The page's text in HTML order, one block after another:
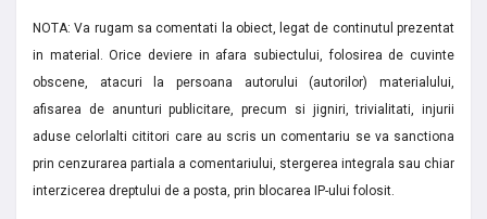
NOTA: Va rugam sa comentati la obiect, legat de continutul prezentat
in material. Orice deviere in afara subiectului, folosirea de cuvinte
obscene, atacuri la persoana autorului (autorilor) materialului,
afisarea de anunturi publicitare, precum si jigniri, trivialitati, injurii
aduse celorlalti cititori care au scris un comentariu se va sanctiona
prin cenzurarea partiala a comentariului, stergerea integrala sau chiar
interzicerea dreptului de a posta, prin blocarea IP-ului folosit.